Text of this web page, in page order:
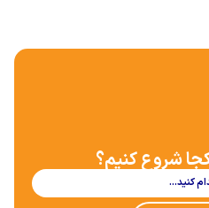
شروع کنیم؟
کنید…